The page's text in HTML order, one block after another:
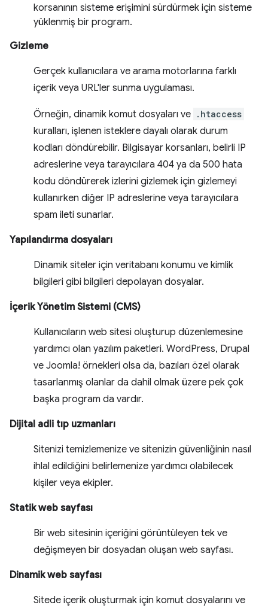
korsanının sisteme erişimini sürdürmek için sisteme
yüklenmiş bir program.
Gizleme
Gerçek kullanıcılara ve arama motorlarına farklı
içerik veya URL'ler sunma uygulaması.
Örneğin, dinamik komut dosyaları ve .htaccess
kuralları, işlenen isteklere dayalı olarak durum
kodları döndürebilir. Bilgisayar korsanları, belirli IP
adreslerine veya tarayıcılara 404 ya da 500 hata
kodu döndürerek izlerini gizlemek için gizlemeyi
kullanırken diğer IP adreslerine veya tarayıcılara
spam ileti sunarlar.
Yapılandırma dosyaları
Dinamik siteler için veritabanı konumu ve kimlik
bilgileri gibi bilgileri depolayan dosyalar.
İçerik Yönetim Sistemi (CMS)
Kullanıcıların web sitesi oluşturup düzenlemesine
yardımcı olan yazılım paketleri. WordPress, Drupal
ve Joomla! örnekleri olsa da, bazıları özel olarak
tasarlanmış olanlar da dahil olmak üzere pek çok
başka program da vardır.
Dijital adli tıp uzmanları
Sitenizi temizlemenize ve sitenizin güvenliğinin nasıl
ihlal edildiğini belirlemenize yardımcı olabilecek
kişiler veya ekipler.
Statik web sayfası
Bir web sitesinin içeriğini görüntüleyen tek ve
değişmeyen bir dosyadan oluşan web sayfası.
Dinamik web sayfası
Sitede içerik oluşturmak için komut dosyalarını ve